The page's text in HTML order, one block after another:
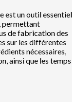
est un outil essentiel
permettant
de fabrication des
sur les différentes
nécessaires,
ainsi que les temps